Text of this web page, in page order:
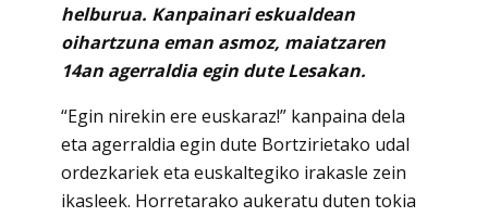
helburua. Kanpainari eskualdean
oihartzuna eman asmoz, maiatzaren
14an agerraldia egin dute Lesakan.
“Egin nirekin ere euskaraz!” kanpaina dela
eta agerraldia egin dute Bortzirietako udal
ordezkariek eta euskaltegiko irakasle zein
ikasleek. Horretarako aukeratu duten tokia